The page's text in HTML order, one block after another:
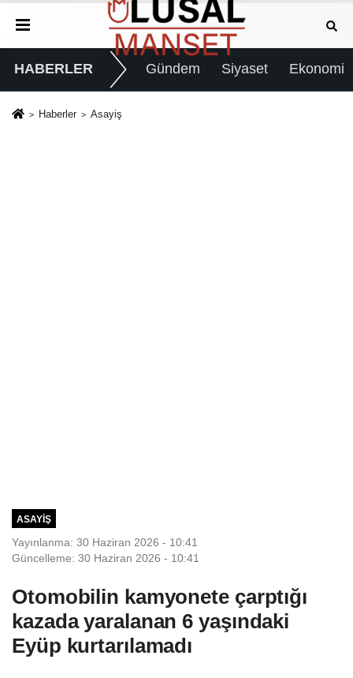
HABERLER Gündem Siyaset Ekonomi
Haberler Asayiş
ASAYIŞ
Yayınlanma: 30 Haziran 2026 - 10:41
Güncelleme: 30 Haziran 2026 - 10:41
Otomobilin kamyonete çarptığı
kazada yaralanan 6 yaşındaki
Eyüp kurtarılamadı